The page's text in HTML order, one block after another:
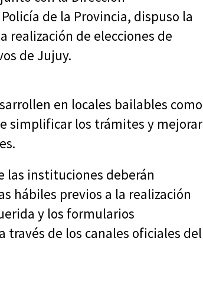
de la Provincia, dispuso la
realización de elecciones de
de Jujuy.
en locales bailables como
simplificar los trámites y mejorar
las instituciones deberán
hábiles previos a la realización
y los formularios
de los canales oficiales del